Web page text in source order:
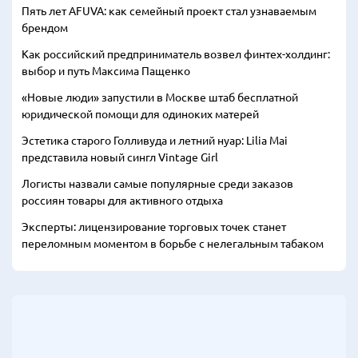
Пять лет AFUVA: как семейный проект стал узнаваемым
брендом
Как российский предприниматель возвел финтех-холдинг:
выбор и путь Максима Пащенко
«Новые люди» запустили в Москве штаб бесплатной
юридической помощи для одиноких матерей
Эстетика старого Голливуда и летний нуар: Lilia Mai
представила новый сингл Vintage Girl
Логисты назвали самые популярные среди заказов
россиян товары для активного отдыха
Эксперты: лицензирование торговых точек станет
переломным моментом в борьбе с нелегальным табаком